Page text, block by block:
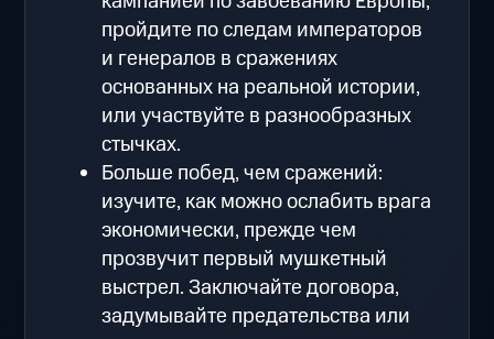
пройдите по следам императоров
и генералов в сражениях
основанных на реальной истории,
или участвуйте в разнообразных
стычках.
Больше побед, чем сражений:
изучите, как можно ослабить врага
экономически, прежде чем
прозвучит первый мушкетный
выстрел. Заключайте договора,
задумывайте предательства или